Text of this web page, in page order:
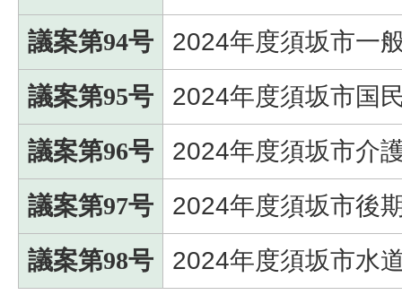
議案第94号
2024年度須坂市一
議案第95号
2024年度須坂市国
議案第96号
2024年度須坂市介
議案第97号
2024年度須坂市後
議案第98号
2024年度須坂市水